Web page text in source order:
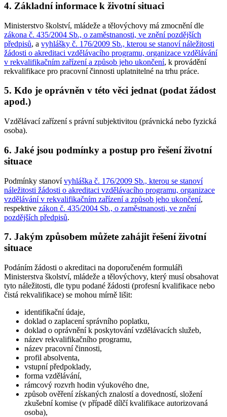
4. Základní informace k životní situaci
Ministerstvo školství, mládeže a tělovýchovy má zmocnění dle
zákona č. 435/2004 Sb., o zaměstnanosti, ve znění pozdějších
předpisů, a vyhlášky č. 176/2009 Sb., kterou se stanoví náležitosti
žádosti o akreditaci vzdělávacího programu, organizace vzdělávání
v rekvalifikačním zařízení a způsob jeho ukončení, k provádění
rekvalifikace pro pracovní činnosti uplatnitelné na trhu práce.
5. Kdo je oprávněn v této věci jednat (podat žádost
apod.)
Vzdělávací zařízení s právní subjektivitou (právnická nebo fyzická
osoba).
6. Jaké jsou podmínky a postup pro řešení životní
situace
Podmínky stanovívyhláška č. 176/2009 Sb., kterou se stanoví
náležitosti žádosti o akreditaci vzdělávacího programu, organizace
vzdělávání v rekvalifikačním zařízení a způsob jeho ukončení,
respektive zákon č. 435/2004 Sb., o zaměstnanosti, ve znění
pozdějších předpisů.
7. Jakým způsobem můžete zahájit řešení životní
situace
Podáním žádosti o akreditaci na doporučeném formuláři
Ministerstva školství, mládeže a tělovýchovy, který musí obsahovat
tyto náležitosti, dle typu podané žádosti (profesní kvalifikace nebo
čistá rekvalifikace) se mohou mírně lišit:
identifikační údaje,
doklad o zaplacení správního poplatku,
doklad o oprávnění k poskytování vzdělávacích služeb,
název rekvalifikačního programu,
název pracovní činnosti,
profil absolventa,
vstupní předpoklady,
forma vzdělávání,
rámcový rozvrh hodin výukového dne,
způsob ověření získaných znalostí a dovedností, složení
zkušební komise (v případě dílčí kvalifikace autorizovaná
osoba),